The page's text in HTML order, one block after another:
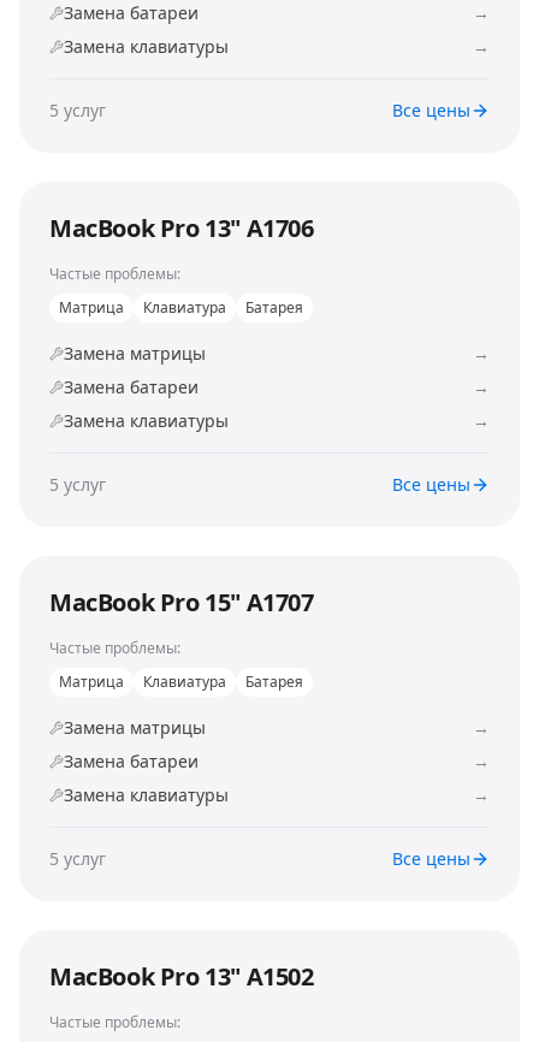
Замена батареи
→
Замена клавиатуры
→
5 услуг Все цены
MacBook Pro 13" A1706
Частые проблемы:
Матрица
Клавиатура Батарея
Замена матрицы
→
Замена батареи
→
Замена клавиатуры
→
5 услуг Все цены
MacBook Pro 15" A1707
Частые проблемы:
Матрица
Клавиатура Батарея
Замена матрицы
→
Замена батареи
→
Замена клавиатуры
→
5 услуг Все цены
MacBook Pro 13" A1502
Частые проблемы: